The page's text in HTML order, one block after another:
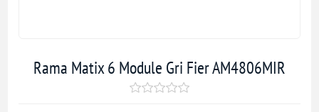
Rama Matix 6 Module Gri Fier AM4806MIR